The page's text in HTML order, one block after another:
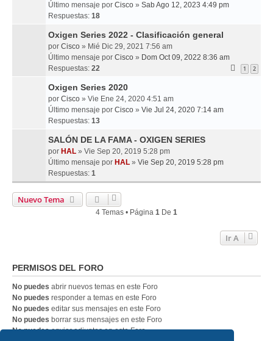
Último mensaje por Cisco » Sab Ago 12, 2023 4:49 pm
Respuestas: 18
Oxigen Series 2022 - Clasificación general
por Cisco » Mié Dic 29, 2021 7:56 am
Último mensaje por Cisco » Dom Oct 09, 2022 8:36 am
Respuestas: 22 1 2
Oxigen Series 2020
por Cisco » Vie Ene 24, 2020 4:51 am
Último mensaje por Cisco » Vie Jul 24, 2020 7:14 am
Respuestas: 13
SALÓN DE LA FAMA - OXIGEN SERIES
por HAL » Vie Sep 20, 2019 5:28 pm
Último mensaje por HAL » Vie Sep 20, 2019 5:28 pm
Respuestas: 1
Nuevo Tema
4 Temas • Página 1 De 1
Ir A
PERMISOS DEL FORO
No puedes abrir nuevos temas en este Foro
No puedes responder a temas en este Foro
No puedes editar sus mensajes en este Foro
No puedes borrar sus mensajes en este Foro
No puedesenviar adjuntos en este Foro